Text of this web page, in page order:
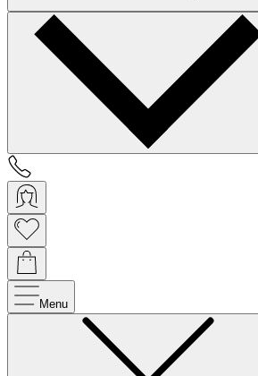
Menu